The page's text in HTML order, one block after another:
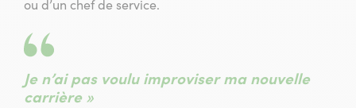
ou d’un chef de service.
Je n’ai pas voulu improviser ma nouvelle
carrière »